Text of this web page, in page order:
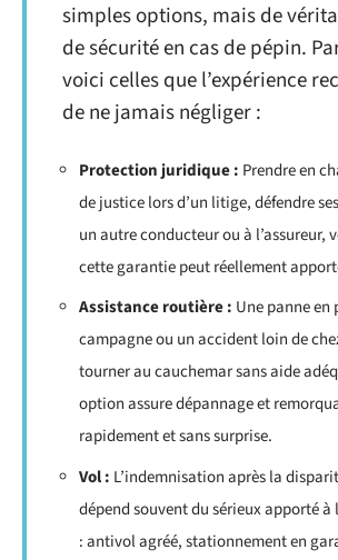
simples options, mais de
de sécurité en cas de pépin.
voici celles que l’expérience
de ne jamais négliger :
Protection juridique : Prendre en
de justice lors d’un litige, défendre
un autre conducteur ou à l’assureur,
cette garantie peut réellement
Assistance routière : Une panne en
campagne ou un accident loin de
tourner au cauchemar sans aide
option assure dépannage et
rapidement et sans surprise.
Vol : L’indemnisation après la
dépend souvent du sérieux apporté
: antivol agréé, stationnement en